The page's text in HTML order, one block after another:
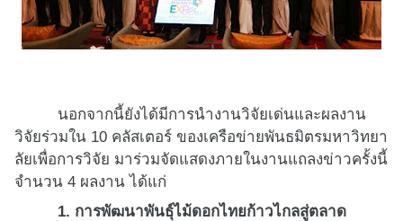
นอกจากนี้ยังได้มีการนำงานวิจัยเด่นและผลงาน
วิจัยร่วมใน 10 คลัสเตอร์ ของเครือข่ายพันธมิตรมหาวิทยา
ลัยเพื่อการวิจัย มาร่วมจัดแสดงภายในงานแถลงข่าวครั้งนี้
จำนวน 4 ผลงาน ได้แก่
1. การพัฒนาพันธุ์ไม้ดอกไทยก้าวไกลสู่ตลาด